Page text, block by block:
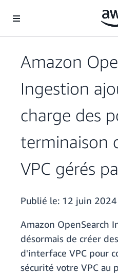
Amazon
Ingestion
charge des
terminaison
VPC gérés
Publié le: 12 juin 2024
Amazon OpenSearch
désormais de créer
d'interface VPC pour
sécurité votre VPC au